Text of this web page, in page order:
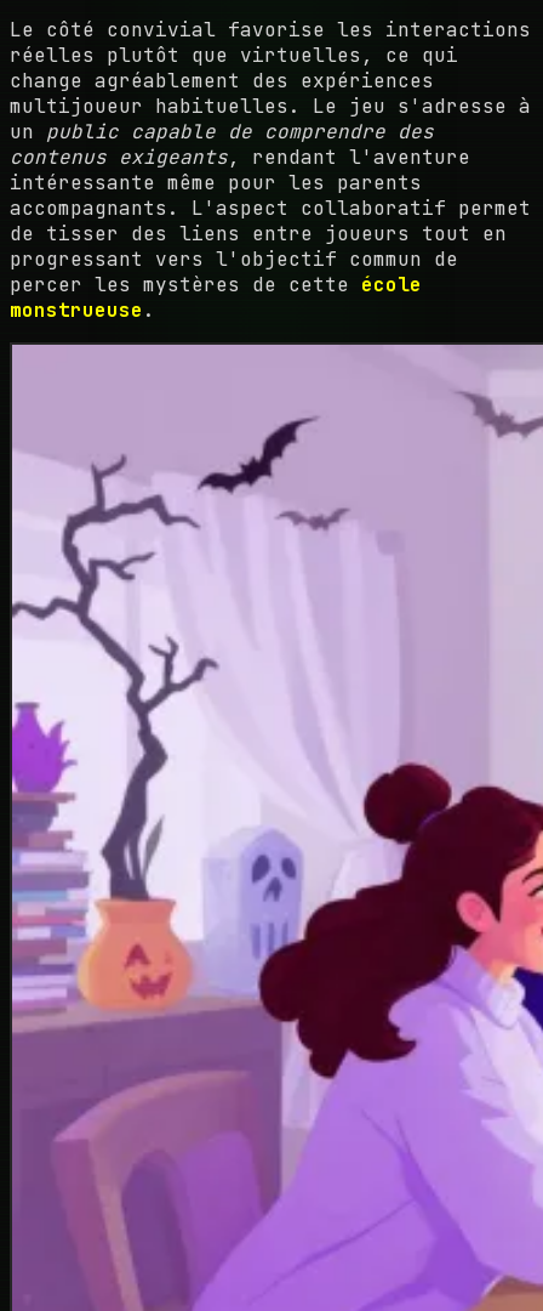
Le côté convivial favorise les interactions
réelles plutôt que virtuelles, ce qui
change agréablement des expériences
multijoueur habituelles. Le jeu s'adresse à
un public capable de comprendre des
contenus exigeants, rendant l'aventure
intéressante même pour les parents
accompagnants. L'aspect collaboratif permet
de tisser des liens entre joueurs tout en
progressant vers l'objectif commun de
percer les mystères de cette école
monstrueuse .